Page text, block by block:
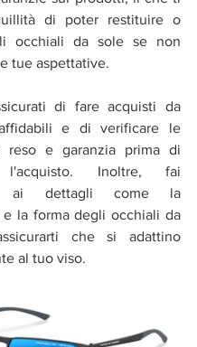
di poter restituire o
occhiali da sole se non
tue aspettative.
di fare acquisti da
e di verificare le
reso e garanzia prima di
l'acquisto. Inoltre, fai
ai dettagli come la
e la forma degli occhiali da
che si adattino
al tuo viso.